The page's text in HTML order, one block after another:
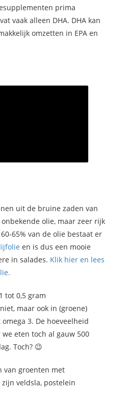
prima
vaak alleen DHA. DHA kan
omzetten in EPA en
uit de bruine zaden van
olie, maar zeer rijk
65% van de olie bestaat er
en is dus een mooie
in salades. Klik hier en lees
tot 0,5 gram
maar ook in (groene)
3. De hoeveelheid
eten toch al gauw 500
Toch? 😉
van groenten met
veldsla, postelein